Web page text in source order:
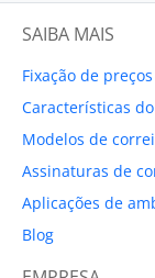
SAIBA MAIS
Fixação de preços
Características
Modelos de
Assinaturas de
Aplicações de
Blog